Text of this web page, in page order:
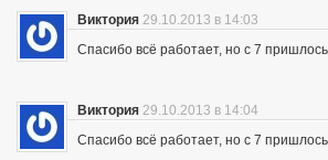
Виктория 29.10.2013 в 14:03
Спасибо всё работает, но с 7
Виктория 29.10.2013 в 14:04
Спасибо всё работает, но с 7